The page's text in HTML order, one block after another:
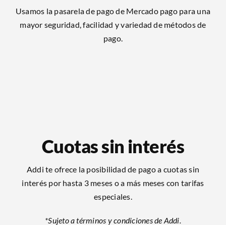
Usamos la pasarela de pago de Mercado pago para una
mayor seguridad, facilidad y variedad de métodos de
pago.
Cuotas sin interés
Addi te ofrece la posibilidad de pago a cuotas sin
interés por hasta 3 meses o a más meses con tarifas
especiales.
*Sujeto a términos y condiciones de Addi.